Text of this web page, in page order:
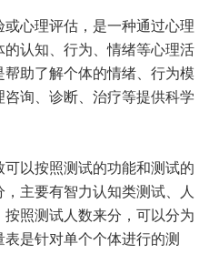
心理评估，是一种通过心理
认知、行为、情绪等心理活
助了解个体的情绪、行为模
询、诊断、治疗等提供科学
以按照测试的功能和测试的
主要有智力认知类测试、人
照测试人数来分，可以分为
是针对单个个体进行的测